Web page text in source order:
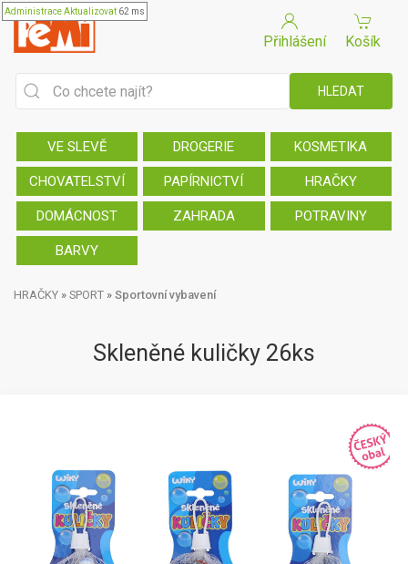
AdministraceAktualizovat 62 ms
Přihlášení Košík
VE SLEVĚ DROGERIE KOSMETIKA
CHOVATELSTVÍ PAPÍRNICTVÍ HRAČKY
DOMÁCNOST ZAHRADA POTRAVINY
BARVY
HRAČKY » SPORT » Sportovní vybavení
Skleněné kuličky 26ks